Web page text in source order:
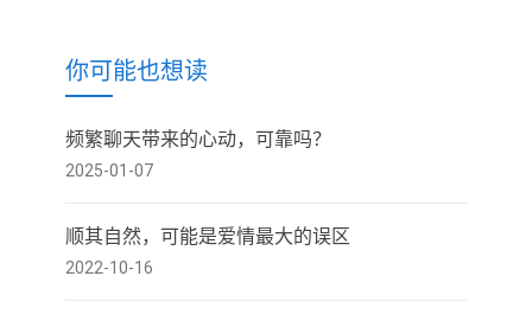
你可能也想读
频繁聊天带来的心动，可靠吗？
2025-01-07
顺其自然，可能是爱情最大的误区
2022-10-16